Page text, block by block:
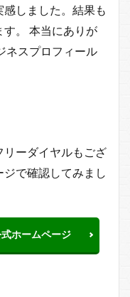
しました。結果も
。 本当にありが
ネスプロフィール
ーダイヤルもござ
で確認してみまし
ホームページ